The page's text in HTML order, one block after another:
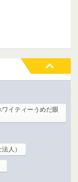
イティーうめだ眼
人）